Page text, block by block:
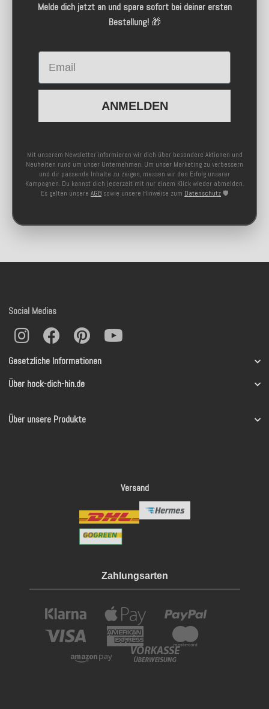
Melde dich jetzt an und spare sofort bei deiner ersten
Bestellung!🎁
Email
ANMELDEN
Mit unserem Newsletter informieren wir dich über besondere Aktionen und
Neuheiten rund um unser Unternehmen. Um unser Marketing zu verbessern
und dir passende Inhalte zu zeigen, messen wir den Erfolg unserer
Kampagnen. Du kannst dich jederzeit mit nur einem Klick wieder abmelden.
Es gelten unsere AGB sowie unsere Hinweise zum Datenschutz 🛡️
Gesetzliche Informationen
Über hock-dich-hin.de
Über unsere Produkte
Social Medias
Versand
Zahlungsarten